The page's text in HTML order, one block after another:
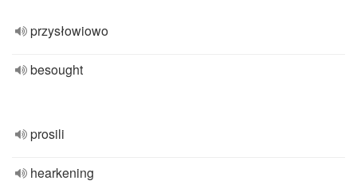
przysłowiowo
besought
prosili
hearkening